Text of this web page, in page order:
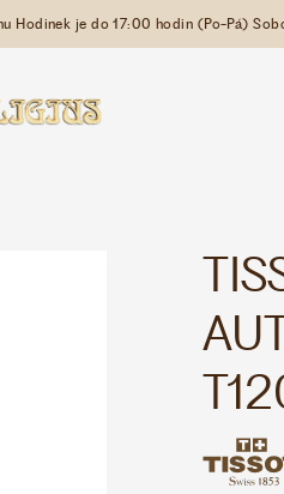
Hodinek je do 17:00 hodin (Po-Pá)